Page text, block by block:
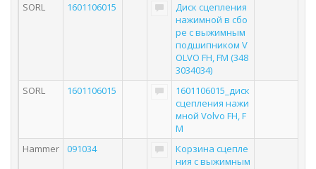
SORL
1601106015
Диск сцепления
нажимной в сбо
ре с выжимным
подшипником V
OLVO FH, FM (348
3034034)
SORL
1601106015
1601106015_диск
сцепления нажи
мной Volvo FH, F
M
Hammer
091034
Корзина сцепле
ния с выжимным